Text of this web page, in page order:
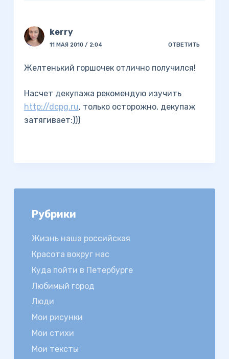
kerry
11 МАЯ 2010 / 2:04 ОТВЕТИТЬ
Желтенький горшочек отлично получился!
Насчет декупажа рекомендую изучить
http://dcpg.ru, только осторожно, декупаж
затягивает:)))
Рубрики
Жизнь наша российская
Красота вокруг нас
Куда пойти в Петербурге
Любимый город
Люди
Мои рисунки
Мои стихи
Мои тексты